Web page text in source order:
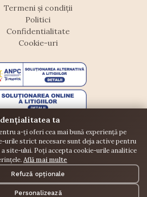
Termeni și condiții
Politici
Confidentialitate
Cookie-uri
Toate drepturile rezervate.
Comunitate
ta
a-ți oferi cea mai bună experiență pe
urile strict necesare sunt deja active pentru
site-ului. Poți accepta cookie-urile analitice
Află mai multe
Refuză opționale
Personalizează